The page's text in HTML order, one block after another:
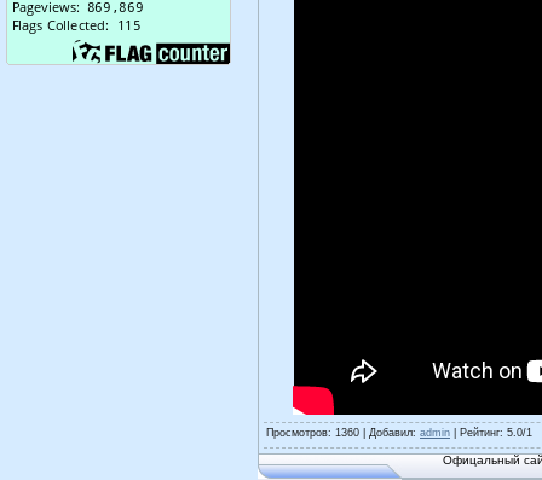
Просмотров: 1360 | Добавил: admin Рейтинг: 5.0/1
Офицальный